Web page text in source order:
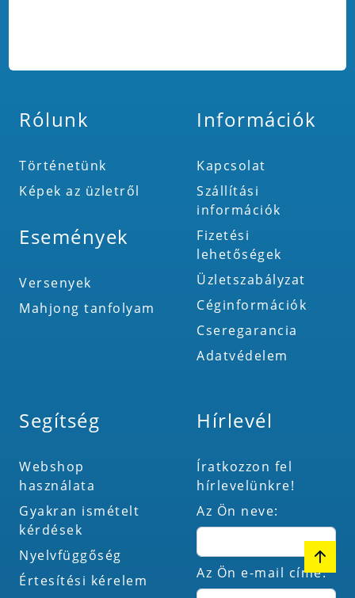
Rólunk
Történetünk
Képek az üzletről
Események
Versenyek
Mahjong tanfolyam
Információk
Kapcsolat
Szállítási
információk
Fizetési
lehetőségek
Üzletszabályzat
Céginformációk
Cseregarancia
Adatvédelem
Segítség
Webshop
használata
Gyakran ismételt
kérdések
Nyelvfüggőség
Értesítési kérelem
Hírlevél
Íratkozzon fel
hírlevelünkre!
Az Ön neve:
Az Ön e-mail címe: